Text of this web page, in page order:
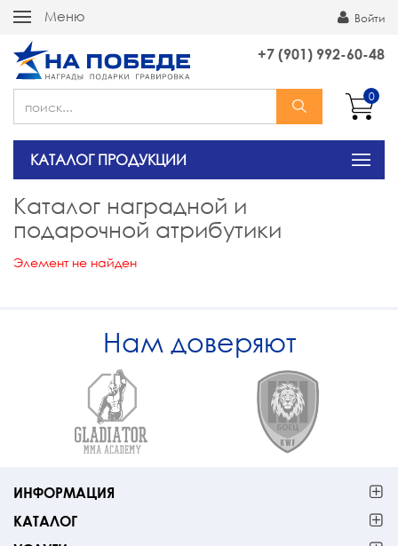
Меню Войти
+7 (901) 992-60-48
0
КАТАЛОГ ПРОДУКЦИИ
Каталог наградной и
подарочной атрибутики
Элемент не найден
Нам доверяют
ИНФОРМАЦИЯ
КАТАЛОГ